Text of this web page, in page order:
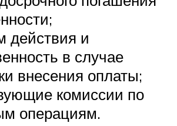
действия и
в случае
внесения оплаты;
комиссии по
операциям.